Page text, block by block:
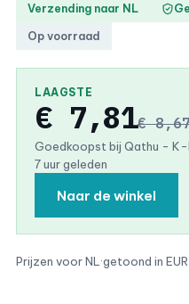
Verzending naar NL
Op voorraad
LAAGSTE
€ 7,81€
Goedkoopst bij Qathu -
7 uur geleden
Naar de winkel
Prijzen voor NL ·getoond in EUR